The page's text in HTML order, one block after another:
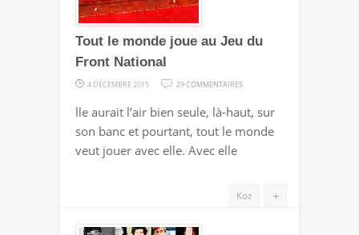
Tout le monde joue au Jeu du
Front National
4 DÉCEMBRE 2015 29 COMMENTAIRES
LE
MONDE
JEU
lle aurait l’air bien seule, là-haut, sur
son banc et pourtant, tout le monde
veut jouer avec elle. Avec elle
+
Koz